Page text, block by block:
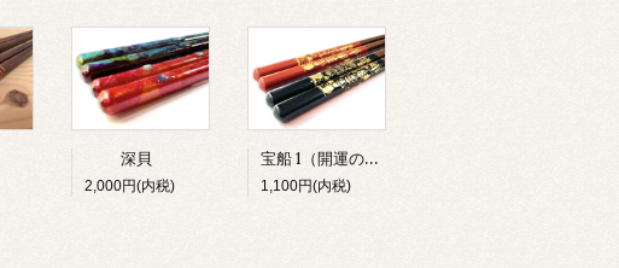
深貝
2,000円(内税)
宝船 1（開運のお箸）
1,100円(内税)